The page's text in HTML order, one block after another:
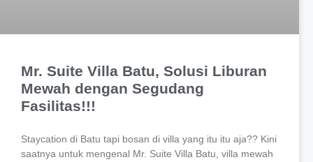
Mr. Suite Villa Batu, Solusi Liburan
Mewah dengan Segudang
Fasilitas!!!
Staycation di Batu tapi bosan di villa yang itu itu aja?? Kini
saatnya untuk mengenal Mr. Suite Villa Batu, villa mewah